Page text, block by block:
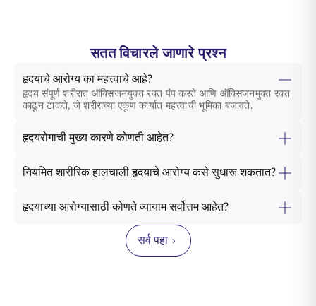
सतत विचारले जाणारे प्रश्न
हृदयाचे आरोग्य का महत्त्वाचे आहे?
हृदय संपूर्ण शरीरात ऑक्सिजनयुक्त रक्त पंप करते आणि ऑक्सिजनमुक्त रक्त
काढून टाकते, जे शरीराच्या एकूण कार्यात महत्त्वाची भूमिका बजावते.
हृदयरोगाची मुख्य कारणे कोणती आहेत?
नियमित शारीरिक हालचाली हृदयाचे आरोग्य कसे सुधारू शकतात?
हृदयाच्या आरोग्यासाठी कोणते व्यायाम सर्वोत्तम आहेत?
सर्व पहा